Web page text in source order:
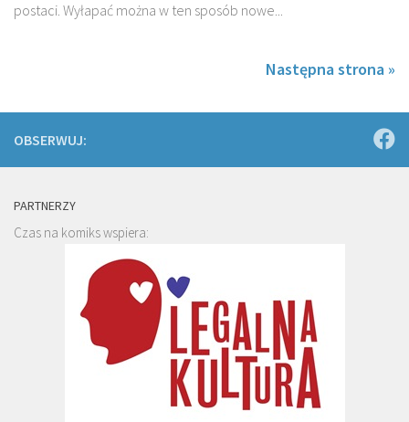
postaci. Wyłapać można w ten sposób nowe...
Następna strona »
OBSERWUJ:
PARTNERZY
Czas na komiks wspiera: